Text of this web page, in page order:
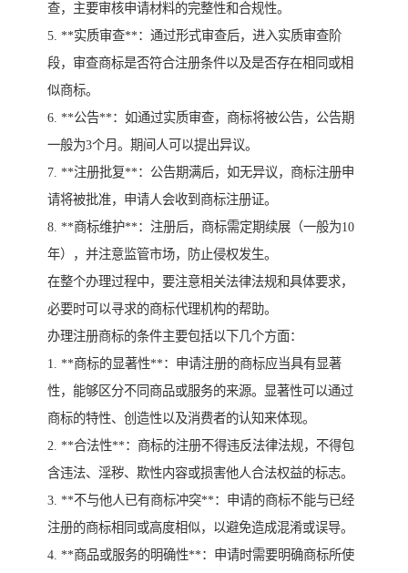
查，主要审核申请材料的完整性和合规性。
5. **实质审查**：通过形式审查后，进入实质审查阶
段，审查商标是否符合注册条件以及是否存在相同或相
似商标。
6. **公告**：如通过实质审查，商标将被公告，公告期
一般为3个月。期间人可以提出异议。
7. **注册批复**：公告期满后，如无异议，商标注册申
请将被批准，申请人会收到商标注册证。
8. **商标维护**：注册后，商标需定期续展（一般为10
年），并注意监管市场，防止侵权发生。
在整个办理过程中，要注意相关法律法规和具体要求，
必要时可以寻求的商标代理机构的帮助。
办理注册商标的条件主要包括以下几个方面：
1. **商标的显著性**：申请注册的商标应当具有显著
性，能够区分不同商品或服务的来源。显著性可以通过
商标的特性、创造性以及消费者的认知来体现。
2. **合法性**：商标的注册不得违反法律法规，不得包
含违法、淫秽、欺性内容或损害他人合法权益的标志。
3. **不与他人已有商标冲突**：申请的商标不能与已经
注册的商标相同或高度相似，以避免造成混淆或误导。
4. **商品或服务的明确性**：申请时需要明确商标所使